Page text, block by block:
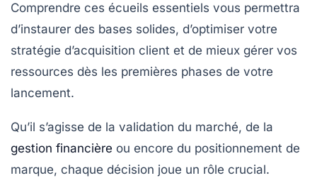
Comprendre ces écueils essentiels vous permettra
d’instaurer des bases solides, d’optimiser votre
stratégie d’acquisition client et de mieux gérer vos
ressources dès les premières phases de votre
lancement.
Qu’il s’agisse de la validation du marché, de la
gestion financière ou encore du positionnement de
marque, chaque décision joue un rôle crucial.